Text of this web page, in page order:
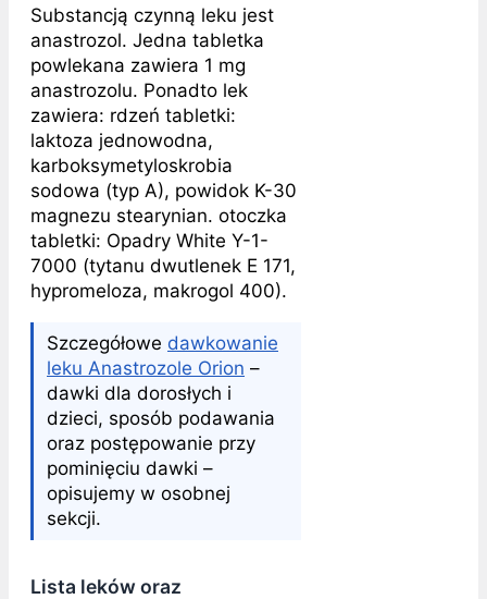
Substancją czynną leku jest
anastrozol. Jedna tabletka
powlekana zawiera 1 mg
anastrozolu. Ponadto lek
zawiera: rdzeń tabletki:
laktoza jednowodna,
karboksymetyloskrobia
sodowa (typ A), powidok K-30
magnezu stearynian. otoczka
tabletki: Opadry White Y-1-
7000 (tytanu dwutlenek E 171,
hypromeloza, makrogol 400).
Szczegółowe dawkowanie
leku Anastrozole Orion –
dawki dla dorosłych i
dzieci, sposób podawania
oraz postępowanie przy
pominięciu dawki –
opisujemy w osobnej
sekcji.
Lista leków oraz